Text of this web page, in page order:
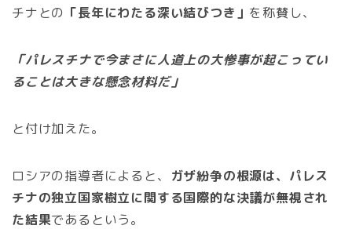
チナとの 「長年にわたる深い結びつき」 を称賛し、
「パレスチナで今まさに人道上の大惨事が起こってい
ることは大きな懸念材料だ」
と付け加えた。
ロシアの指導者によると、
ガザ紛争の根源は、パレス
チナの独立国家樹立に関する国際的な決議が無視され
た結果であるという。